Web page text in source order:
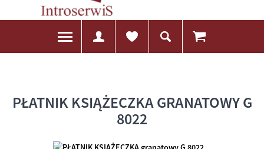
PŁATNIK KSIĄŻECZKA GRANATOWY G
8022